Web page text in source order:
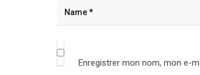
Enregistrer mon nom, mon e-